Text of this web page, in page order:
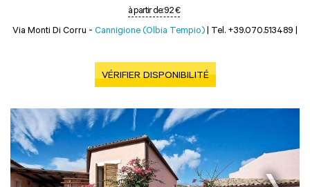
à partir de:92 €
Via Monti Di Corru - Cannigione (Olbia Tempio) | Tel. +39.070.513489 |
VÉRIFIER DISPONIBILITÉ